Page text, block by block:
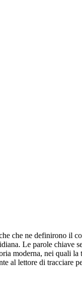
che ne definirono il
Le parole chiave
moderna, nei quali
al lettore di tracciare